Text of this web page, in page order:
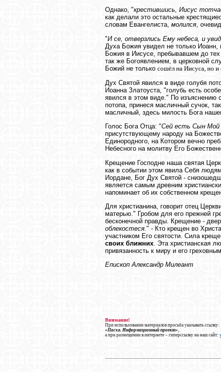
Однако, "крестившись, Иисус
как делали это остальные
словам Евангелиста, молился,
"И се, отверзлись Ему небеса, и
Духа Божия увидел не только
Божия в Иисусе, пребывавшем до тех
так же Богоявлением, в церковной
Божий не только сошёл на Иисуса, но
Дух Святой явился в виде голубя
Иоанна Златоуста, "голубь есть
явился в этом виде." По изъяснению
потопа, принеся масличный сучок,
масличный, здесь милость Бога
Голос Бога Отца: "Сей есть Сын Мой
присутствующему народу на
Единородного, на Котором вечно
Небесного на молитву Его
Крещение Господне наша святая
как в событии этом явила Себя
Иордане, Бог Дух Святой -
является самым древним
напоминает об их собственном
Для христианина, говорит отец
матерью." Гробом для его прежней
бесконечной правды. Крещение -
облекостеся. " - Кто крещен во
участником Его святости. Сила
своих ближних . Эта христианская
привязанность к миру и его
Епископ Александр Милеант
Внимание!
При использовании материалов просьба указывать ссылку:
«Пасха. Информационный проект»,
а при размещении в интернете – гиперссылку на наш сайт: